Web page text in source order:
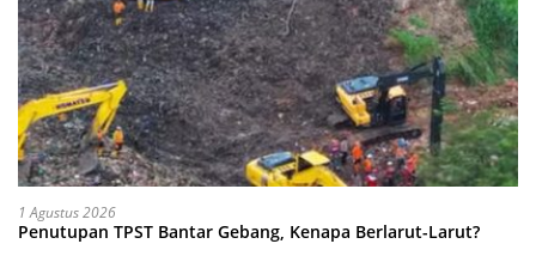
1 Agustus 2026
Penutupan TPST Bantar Gebang, Kenapa Berlarut-Larut?